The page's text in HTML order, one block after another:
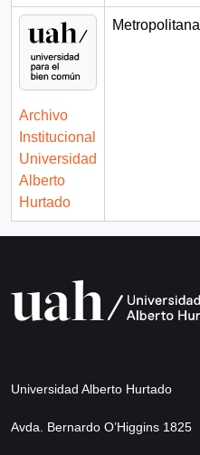
Archivo
Institucional
Universidad
Alberto
Hurtado
Metropolitana
Universidad Alberto Hurtado
Avda. Bernardo O’Higgins 1825